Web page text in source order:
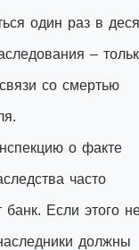
один раз в
–
со смертью
о факте
часто
банк. Если этого
должны